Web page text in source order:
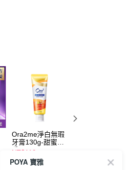
Ora2me淨白無瑕
牙膏130g-甜蜜檸
香
NT$119
NT$148
POYA 寶雅